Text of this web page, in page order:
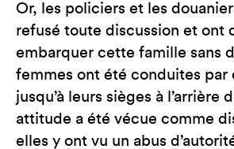
Or, les policiers et les
refusé toute discussion et ont
embarquer cette famille sans
femmes ont été conduites par
jusqu’à leurs sièges à l’arrière
attitude a été vécue comme
elles y ont vu un abus